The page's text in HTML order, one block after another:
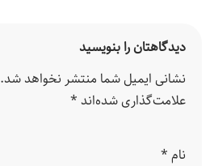
دیدگاهتان را بنویسید
نشانی ایمیل شما منتشر نخواهد شد.
علامت‌گذاری شده‌اند *
نام *